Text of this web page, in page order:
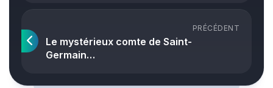
PRÉCÉDENT
Le mystérieux comte de Saint-
Germain…